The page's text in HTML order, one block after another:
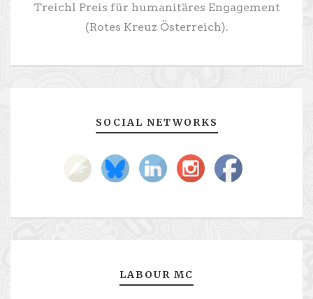
Treichl Preis für humanitäres Engagement
(Rotes Kreuz Österreich).
SOCIAL NETWORKS
LABOUR MC